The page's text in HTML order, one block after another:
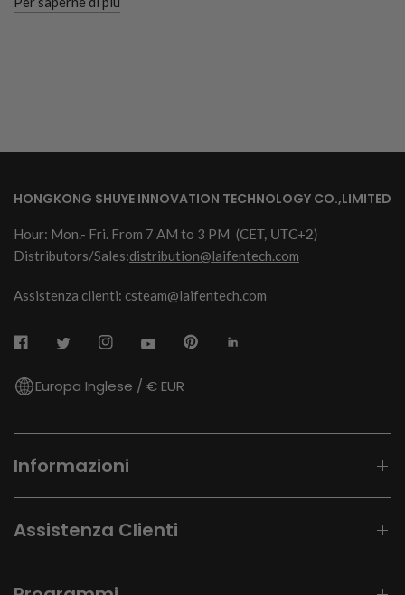
HONGKONG SHUYE INNOVATION TECHNOLOGY CO.,LIMITED
Hour: Mon.- Fri. From 7 AM to 3 PM (CET, UTC+2)
Distributors/Sales:distribution@laifentech.com
Assistenza clienti: csteam@laifentech.com
Europa Inglese / € EUR
Informazioni
Assistenza Clienti